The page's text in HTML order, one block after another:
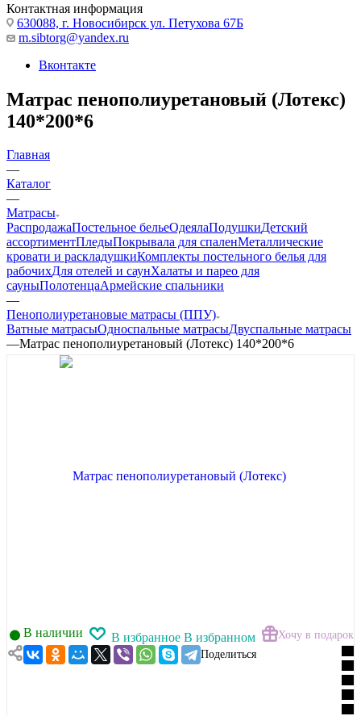
Контактная информация
630088, г. Новосибирск ул. Петухова 67Б
m.sibtorg@yandex.ru
Вконтакте
Матрас пенополиуретановый (Лотекс)
140*200*6
Главная
—
Каталог
—
Матрасы
РаспродажаПостельное бельеОдеялаПодушкиДетский
ассортиментПледыПокрывала для спаленМеталлические
кровати и раскладушкиКомплекты постельного белья для
рабочихДля отелей и саунХалаты и парео для
сауныПолотенцаАрмейские спальники
—
Пенополиуретановые матрасы (ППУ)
Ватные матрасыОдноспальные матрасыДвуспальные матрасы
—Матрас пенополиуретановый (Лотекс) 140*200*6
В наличии В избранное В избранном
Хочу в подарок
Поделиться